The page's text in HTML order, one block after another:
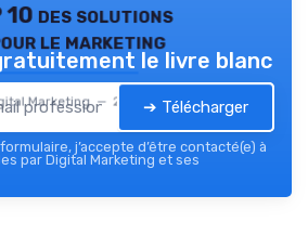
10 des solutions
le marketing
Marketing — 2026
le livre blanc
➔ Télécharger
j’accepte d’être contacté(e) à
par Digital Marketing et ses